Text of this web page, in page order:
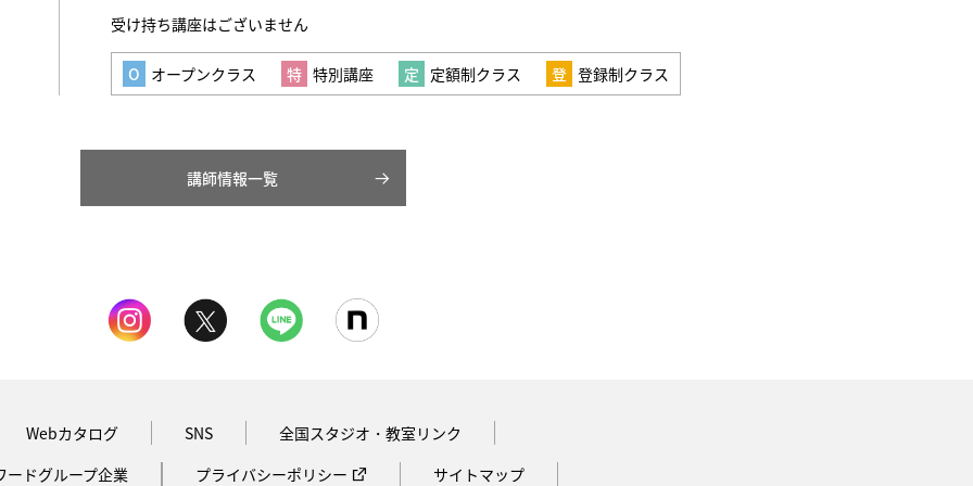
受け持ち講座はございません
オープンクラス 特別講座 定額制クラス 登録制クラス
講師情報一覧
Webカタログ SNS
全国スタジオ・教室リンク
ードグループ企業
プライバシーポリシー サイトマップ